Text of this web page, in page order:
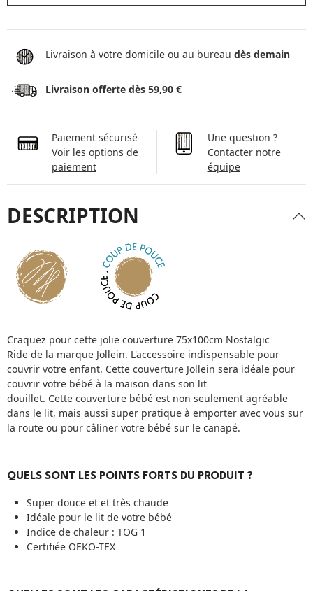
Livraison à votre domicile ou au bureau dès demain
Livraison offerte dès 59,90 €
Paiement sécurisé
Voir les options de
paiement
Une question ?
Contacter notre
équipe
DESCRIPTION
Craquez pour cette jolie couverture 75x100cm Nostalgic
Ride de la marque Jollein. L'accessoire indispensable pour
couvrir votre enfant. Cette couverture Jollein sera idéale pour
couvrir votre bébé à la maison dans son lit
douillet. Cette couverture bébé est non seulement agréable
dans le lit, mais aussi super pratique à emporter avec vous sur
la route ou pour câliner votre bébé sur le canapé.
QUELS SONT LES POINTS FORTS DU PRODUIT ?
Super douce et et très chaude
Idéale pour le lit de votre bébé
Indice de chaleur : TOG 1
Certifiée OEKO-TEX